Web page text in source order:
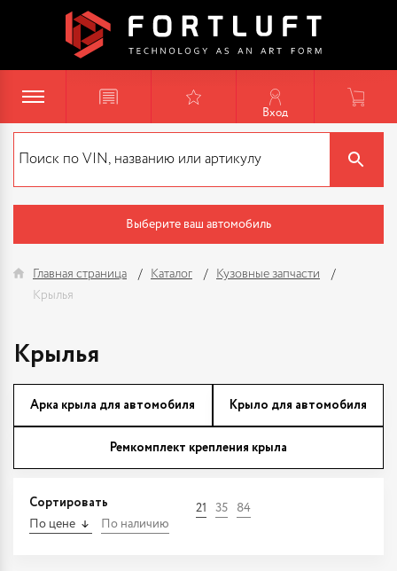
Вход
Выберите ваш автомобиль
Главная страница Каталог
Кузовные запчасти
Крылья
Крылья
Арка крыла для автомобиля Крыло для автомобиля
Ремкомплект крепления крыла
Сортировать
По цене По наличию
21 35 84